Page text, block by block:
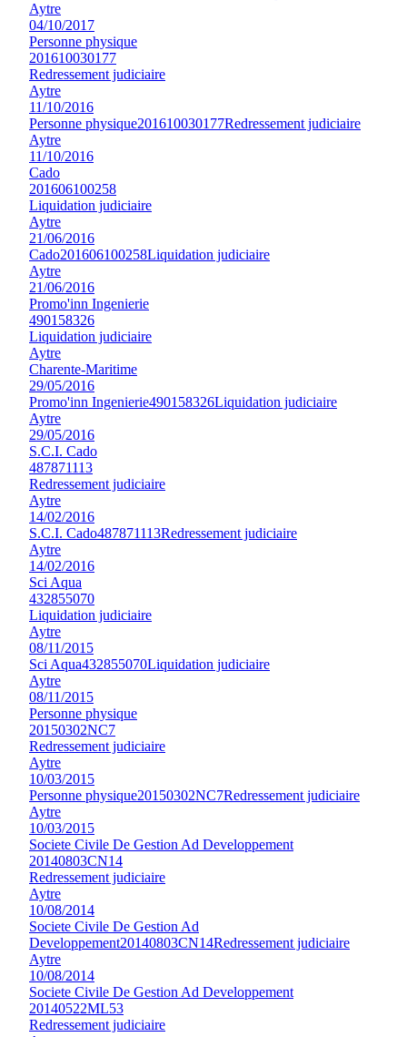
Aytre
04/10/2017
Personne physique
201610030177
Redressement judiciaire
Aytre
11/10/2016
Personne physique201610030177Redressement judiciaire
Aytre
11/10/2016
Cado
201606100258
Liquidation judiciaire
Aytre
21/06/2016
Cado201606100258Liquidation judiciaire
Aytre
21/06/2016
Promo'inn Ingenierie
490158326
Liquidation judiciaire
Aytre
Charente-Maritime
29/05/2016
Promo'inn Ingenierie490158326Liquidation judiciaire
Aytre
29/05/2016
S.C.I. Cado
487871113
Redressement judiciaire
Aytre
14/02/2016
S.C.I. Cado487871113Redressement judiciaire
Aytre
14/02/2016
Sci Aqua
432855070
Liquidation judiciaire
Aytre
08/11/2015
Sci Aqua432855070Liquidation judiciaire
Aytre
08/11/2015
Personne physique
20150302NC7
Redressement judiciaire
Aytre
10/03/2015
Personne physique20150302NC7Redressement judiciaire
Aytre
10/03/2015
Societe Civile De Gestion Ad Developpement
20140803CN14
Redressement judiciaire
Aytre
10/08/2014
Societe Civile De Gestion Ad
Developpement20140803CN14Redressement judiciaire
Aytre
10/08/2014
Societe Civile De Gestion Ad Developpement
20140522ML53
Redressement judiciaire